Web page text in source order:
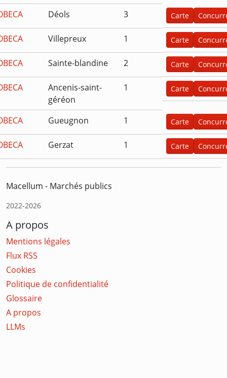
Déols 3 Carte
Villepreux 1 Carte
Sainte-blandine 2 Carte
Ancenis-saint-
géréon
1 Carte
Gueugnon 1 Carte
Gerzat 1 Carte
Macellum - Marchés publics
2022-2026
A propos
Mentions légales
Flux RSS
Cookies
Politique de confidentialité
Glossaire
A propos
LLMs